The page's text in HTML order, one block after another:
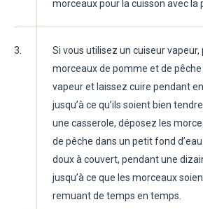
morceaux pour la cuisson avec la
3.
Si vous utilisez un cuiseur vapeur,
morceaux de pomme et de
vapeur et laissez cuire pendant
jusqu’à ce qu’ils soient bien
une casserole, déposez les
de pêche dans un petit fond
doux à couvert, pendant une
jusqu’à ce que les morceaux
remuant de temps en temps.